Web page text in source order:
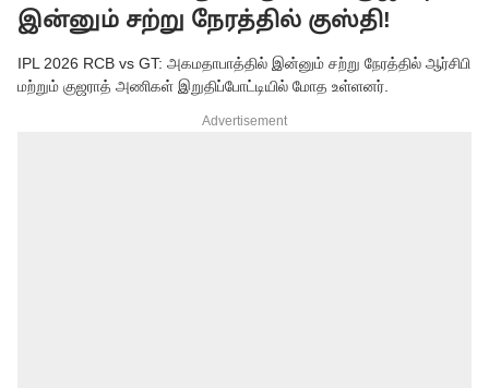
இன்னும் சற்று நேரத்தில் குஸ்தி!
IPL 2026 RCB vs GT: அகமதாபாத்தில் இன்னும் சற்று நேரத்தில் ஆர்சிபி
மற்றும் குஜராத் அணிகள் இறுதிப்போட்டியில் மோத உள்ளனர்.
Advertisement